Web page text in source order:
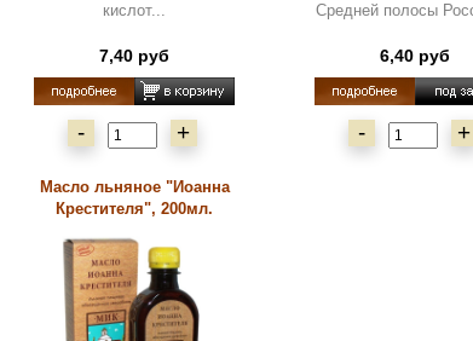
кислот...
7,40 руб
- +
Средней полосы
6,40 руб
- +
Масло льняное "Иоанна
Крестителя", 200мл.